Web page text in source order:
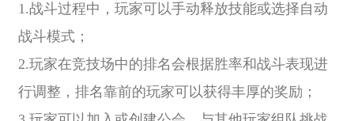
1.战斗过程中，玩家可以手动释放技能或选择自动
战斗模式；
2.玩家在竞技场中的排名会根据胜率和战斗表现进
行调整，排名靠前的玩家可以获得丰厚的奖励；